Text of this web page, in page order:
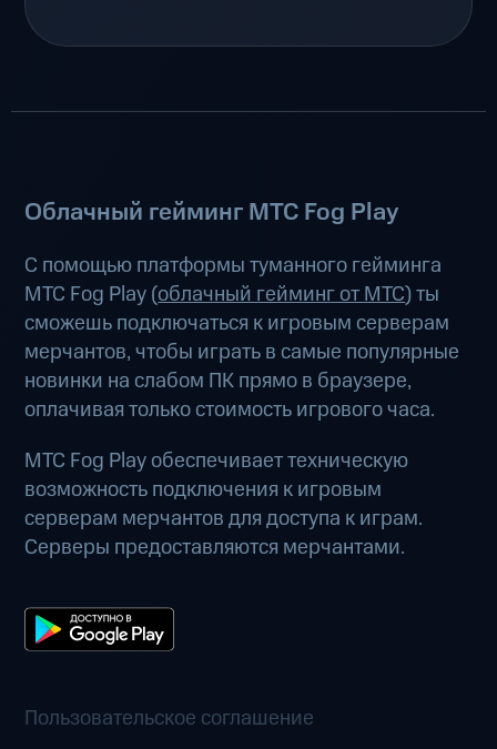
Облачный гейминг МТС Fog Play
С помощью платформы туманного гейминга
МТС Fog Play (облачный гейминг от МТС) ты
сможешь подключаться к игровым серверам
мерчантов, чтобы играть в самые популярные
новинки на слабом ПК прямо в браузере,
оплачивая только стоимость игрового часа.
МТС Fog Play обеспечивает техническую
возможность подключения к игровым
серверам мерчантов для доступа к играм.
Серверы предоставляются мерчантами.
Пользовательское соглашение